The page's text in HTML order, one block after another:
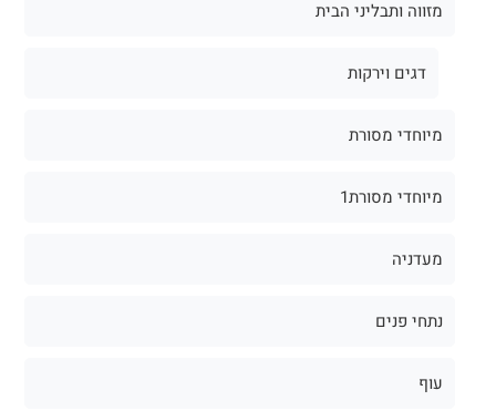
מזווה ותבליני הבית
דגים וירקות
מיוחדי מסורת
מיוחדי מסורת1
מעדניה
נתחי פנים
עוף